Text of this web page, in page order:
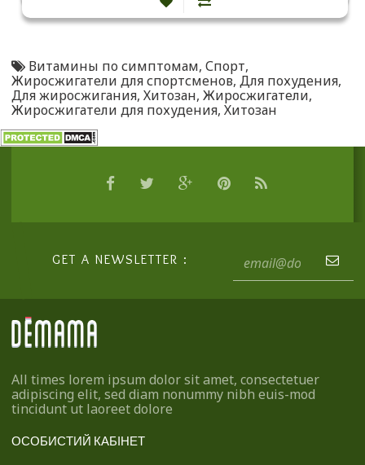
Витамины по симптомам, Спорт,
Жиросжигатели для спортсменов, Для похудения,
Для жиросжигания, Хитозан, Жиросжигатели,
Жиросжигатели для похудения, Хитозан
GET A NEWSLETTER :
All times lorem ipsum dolor sit amet, consectetuer
adipiscing elit, sed diam nonummy nibh euis-mod
tincidunt ut laoreet dolore
ОСОБИСТИЙ КАБІНЕТ